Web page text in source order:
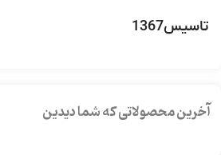
تاسیس1367
آخرین محصولاتی که شما دیدین